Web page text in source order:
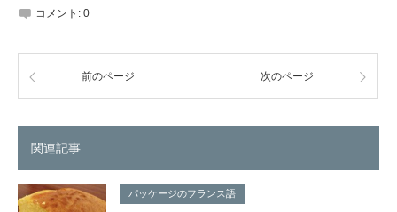
コメント: 0
前のページ 次のページ
関連記事
パッケージのフランス語